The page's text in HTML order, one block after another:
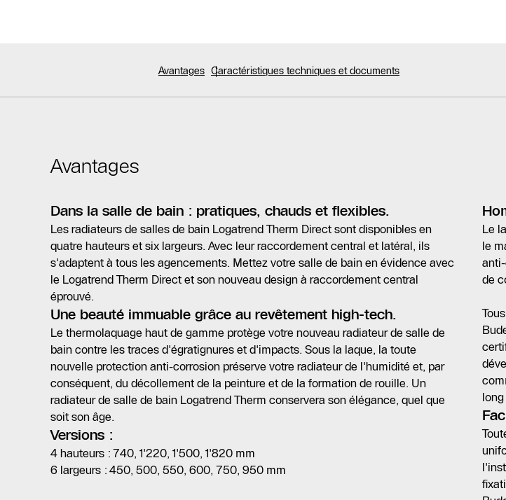
Avantages Caractéristiques techniques et documents
Avantages
Dans la salle de bain : pratiques, chauds et flexibles.
Les radiateurs de salles de bain Logatrend Therm Direct sont disponibles en
quatre hauteurs et six largeurs. Avec leur raccordement central et latéral, ils
s'adaptent à tous les agencements. Mettez votre salle de bain en évidence avec
le Logatrend Therm Direct et son nouveau design à raccordement central
éprouvé.
Une beauté immuable grâce au revêtement high-tech.
Le thermolaquage haut de gamme protège votre nouveau radiateur de salle de
bain contre les traces d'égratignures et d'impacts. Sous la laque, la toute
nouvelle protection anti-corrosion préserve votre radiateur de l'humidité et, par
conséquent, du décollement de la peinture et de la formation de rouille. Un
radiateur de salle de bain Logatrend Therm conservera son élégance, quel que
soit son âge.
Versions :
4 hauteurs : 740, 1'220, 1'500, 1'820 mm
6 largeurs : 450, 500, 550, 600, 750, 950 mm
Le
le
de